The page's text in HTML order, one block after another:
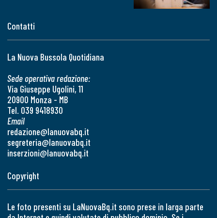
Contatti
La Nuova Bussola Quotidiana
Sede operativa redazione:
Via Giuseppe Ugolini, 11
20900 Monza - MB
Tel. 039 9418930
Email
redazione@lanuovabq.it
segreteria@lanuovabq.it
inserzioni@lanuovabq.it
Copyright
Le foto presenti su LaNuovaBq.it sono prese in larga parte